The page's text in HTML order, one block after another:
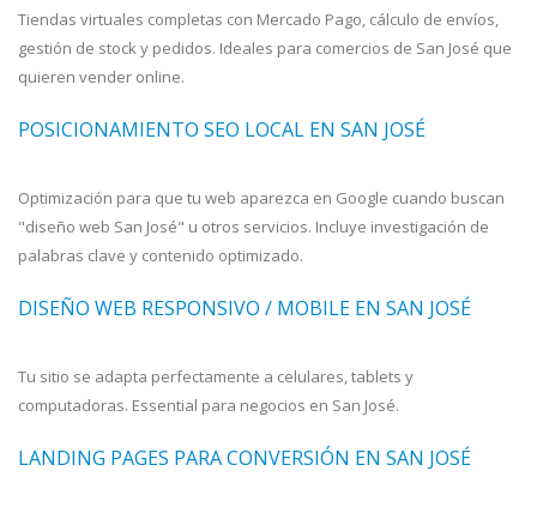
Tiendas virtuales completas con Mercado Pago, cálculo de envíos,
gestión de stock y pedidos. Ideales para comercios de San José que
quieren vender online.
POSICIONAMIENTO SEO LOCAL EN SAN JOSÉ
Optimización para que tu web aparezca en Google cuando buscan
"diseño web San José" u otros servicios. Incluye investigación de
palabras clave y contenido optimizado.
DISEÑO WEB RESPONSIVO / MOBILE EN SAN JOSÉ
Tu sitio se adapta perfectamente a celulares, tablets y
computadoras. Essential para negocios en San José.
LANDING PAGES PARA CONVERSIÓN EN SAN JOSÉ